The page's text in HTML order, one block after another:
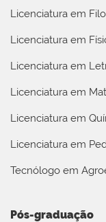
Licenciatura em
Licenciatura em
Licenciatura em
Licenciatura em
Licenciatura em
Licenciatura em
Tecnólogo em
Pós-graduação